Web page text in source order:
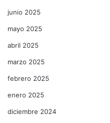
junio 2025
mayo 2025
abril 2025
marzo 2025
febrero 2025
enero 2025
diciembre 2024